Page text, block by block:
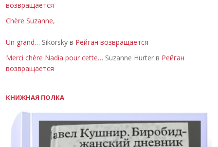
возвращается
Chère Suzanne,
Un grand… Sikorsky в Рейган возвращается
Merci chère Nadia pour cette… Suzanne Hurter в Рейган
возвращается
КНИЖНАЯ ПОЛКА